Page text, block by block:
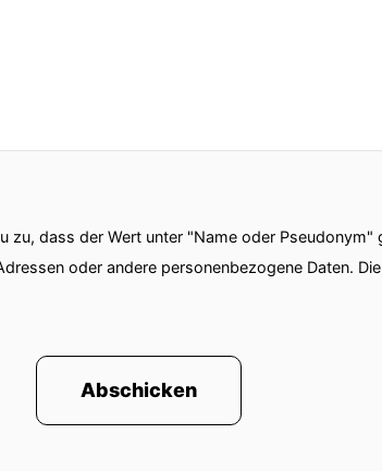
zu, dass der Wert unter "Name oder
oder andere personenbezogene Daten.
Abschicken